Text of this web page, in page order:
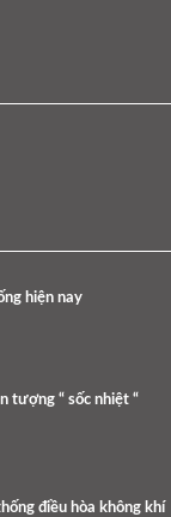
hiện nay
tượng “ sốc nhiệt “
điều hòa không khí